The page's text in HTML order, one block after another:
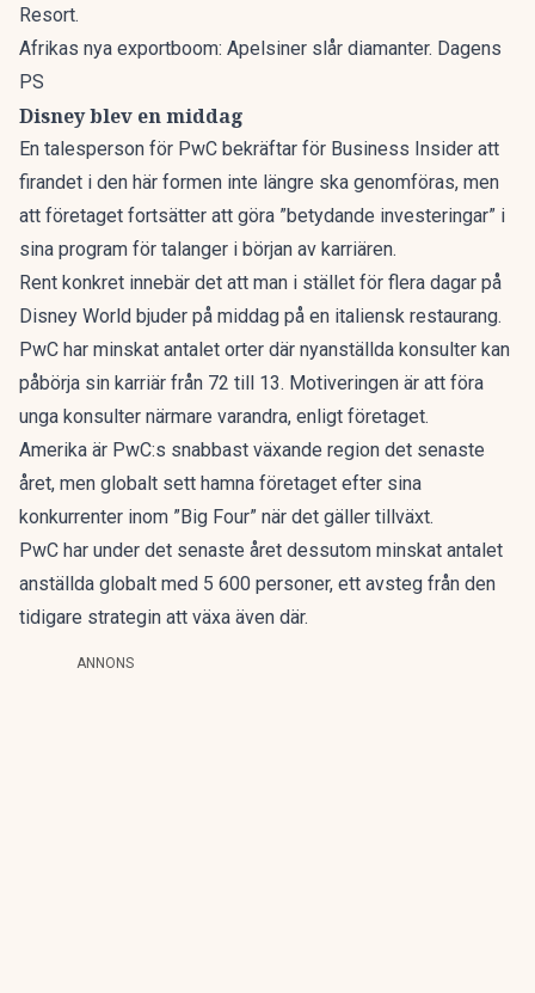
Resort.
Afrikas nya exportboom: Apelsiner slår diamanter. Dagens
PS
Disney blev en middag
En talesperson för PwC bekräftar för Business Insider att
firandet i den här formen inte längre ska genomföras, men
att företaget fortsätter att göra ”betydande investeringar” i
sina program för talanger i början av karriären.
Rent konkret innebär det att man i stället för flera dagar på
Disney World bjuder på middag på en italiensk restaurang.
PwC har minskat antalet orter där nyanställda konsulter kan
påbörja sin karriär från 72 till 13. Motiveringen är att föra
unga konsulter närmare varandra, enligt företaget.
Amerika är PwC:s snabbast växande region det senaste
året, men globalt sett hamna företaget efter sina
konkurrenter inom ”Big Four” när det gäller tillväxt.
PwC har under det senaste året dessutom minskat antalet
anställda globalt med 5 600 personer, ett avsteg från den
tidigare strategin att växa även där.
ANNONS